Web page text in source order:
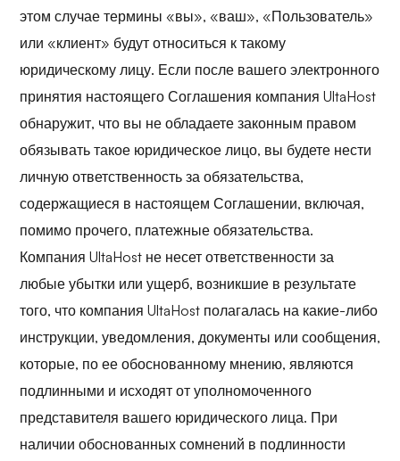
этом случае термины «вы», «ваш», «Пользователь»
или «клиент» будут относиться к такому
юридическому лицу. Если после вашего электронного
принятия настоящего Соглашения компания UltaHost
обнаружит, что вы не обладаете законным правом
обязывать такое юридическое лицо, вы будете нести
личную ответственность за обязательства,
содержащиеся в настоящем Соглашении, включая,
помимо прочего, платежные обязательства.
Компания UltaHost не несет ответственности за
любые убытки или ущерб, возникшие в результате
того, что компания UltaHost полагалась на какие-либо
инструкции, уведомления, документы или сообщения,
которые, по ее обоснованному мнению, являются
подлинными и исходят от уполномоченного
представителя вашего юридического лица. При
наличии обоснованных сомнений в подлинности